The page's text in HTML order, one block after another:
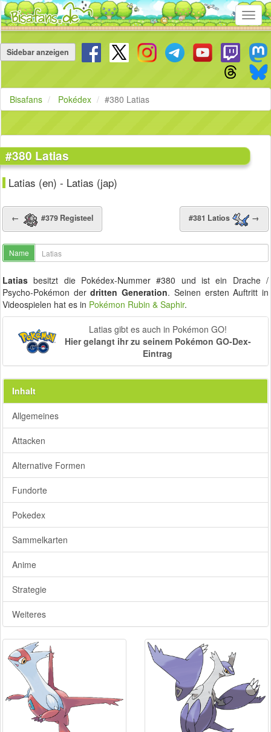
überspringen
Sidebar anzeigen
Bisafans Pokédex #380 Latias
#380 Latias
Latias (en) - Latias (jap)
← #379 Registeel
Name
#381 Latios →
Latias besitzt die Pokédex-Nummer #380 und ist ein Drache /
Psycho-Pokémon derdritten Generation. Seinen ersten Auftritt in
Videospielen hat es in Pokémon Rubin & Saphir.
Latias gibt es auch in Pokémon GO!
Hier gelangt ihr zu seinem Pokémon GO-Dex-
Eintrag
Inhalt
Allgemeines
Attacken
Alternative Formen
Fundorte
Pokedex
Sammelkarten
Anime
Strategie
Weiteres